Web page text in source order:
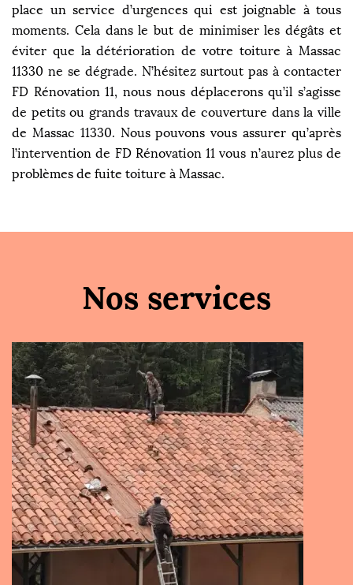
place un service d’urgences qui est joignable à tous
moments. Cela dans le but de minimiser les dégâts et
éviter que la détérioration de votre toiture à Massac
11330 ne se dégrade. N’hésitez surtout pas à contacter
FD Rénovation 11, nous nous déplacerons qu’il s’agisse
de petits ou grands travaux de couverture dans la ville
de Massac 11330. Nous pouvons vous assurer qu’après
l’intervention de FD Rénovation 11 vous n’aurez plus de
problèmes de fuite toiture à Massac.
Nos services